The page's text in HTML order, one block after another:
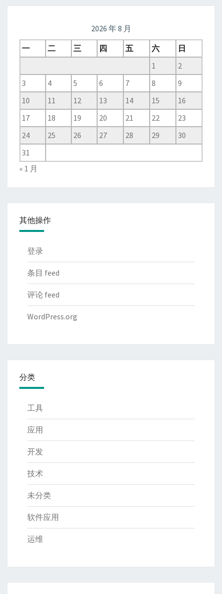
2026 年 8 月
一
二 三 四 五 六
日
1
2
3
4 5 6 7 8
9
10
11 12 13 14 15
16
17
18 19 20 21 22
23
24
25 26 27 28 29
30
31
« 1 月
其他操作
登录
条目 feed
评论 feed
WordPress.org
分类
工具
应用
开发
技术
未分类
软件应用
运维